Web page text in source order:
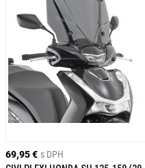
69,95 € s DPH